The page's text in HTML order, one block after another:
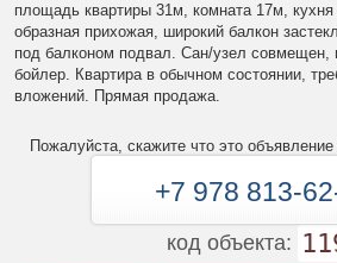
площадь квартиры 31м, комната 17м, кухня
образная прихожая, широкий балкон
под балконом подвал. Сан/узел совмещен,
бойлер. Квартира в обычном состоянии,
вложений. Прямая продажа.
Пожалуйста, скажите что это
+7 978 813-
код объекта: